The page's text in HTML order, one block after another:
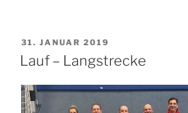
31. JANUAR 2019
Lauf – Langstrecke